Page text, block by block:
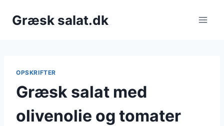
Græsk salat.dk
OPSKRIFTER
Græsk salat med
olivenolie og tomater